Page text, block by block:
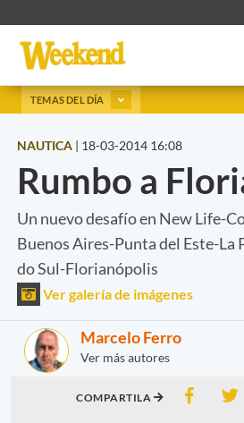
TEMAS DEL DÍA
NAUTICA | 18-03-2014 16:08
Rumbo a
Un nuevo desafío en New Life-
Buenos Aires-Punta del Este-La
do Sul-Florianópolis
Ver galería de imágenes
Marcelo Ferro
Ver más autores
COMPARTILA